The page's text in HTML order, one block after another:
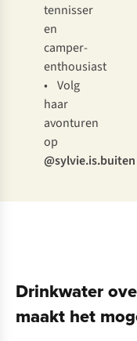
tennisser
en
camper-
enthousiast
• Volg
haar
avonturen
op
@sylvie.is.buiten
Drinkwater
maakt het